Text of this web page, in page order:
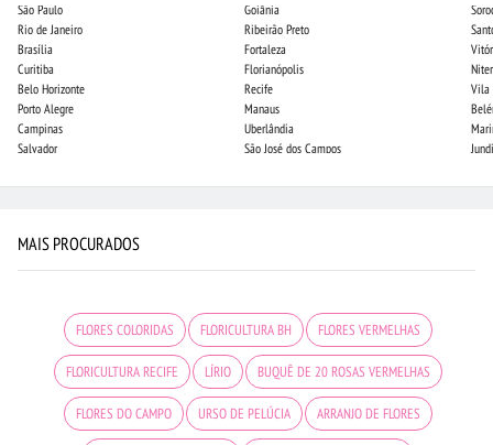
São Paulo
Rio de Janeiro
Brasília
Curitiba
Belo Horizonte
Porto Alegre
Campinas
Salvador
Goiânia
Ribeirão Preto
Fortaleza
Florianópolis
Recife
Manaus
Uberlândia
São José dos Campos
Vila
MAIS PROCURADOS
FLORES COLORIDAS FLORICULTURA BH FLORES VERMELHAS
FLORICULTURA RECIFE LÍRIO BUQUÊ DE 20 ROSAS VERMELHAS
FLORES DO CAMPO URSO DE PELÚCIA ARRANJO DE FLORES